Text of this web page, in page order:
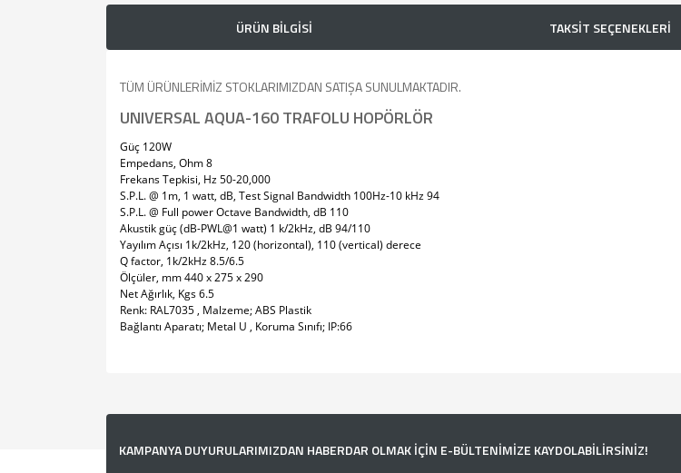
ÜRÜN BİLGİSİ TAKSİT SEÇENEKLERİ
TÜM ÜRÜNLERİMİZ STOKLARIMIZDAN SATIŞA SUNULMAKTADIR.
UNIVERSAL AQUA-160 TRAFOLU HOPÖRLÖR
Güç 120W
Empedans, Ohm 8
Frekans Tepkisi, Hz 50-20,000
S.P.L. @ 1m, 1 watt, dB, Test Signal Bandwidth 100Hz-10 kHz 94
S.P.L. @ Full power Octave Bandwidth, dB 110
Akustik güç (dB-PWL@1 watt) 1 k/2kHz, dB 94/110
Yayılım Açısı 1k/2kHz, 120 (horizontal), 110 (vertical) derece
Q factor, 1k/2kHz 8.5/6.5
Ölçüler, mm 440 x 275 x 290
Net Ağırlık, Kgs 6.5
Renk: RAL7035 , Malzeme; ABS Plastik
Bağlantı Aparatı; Metal U , Koruma Sınıfı; IP:66
Ürün resmi kalitesiz, bozuk veya görüntülenemiyor.
KAMPANYA DUYURULARIMIZDAN HABERDAR OLMAK İÇİN E-BÜLTENİMİZE KAYDOLABİLİRSİNİZ!